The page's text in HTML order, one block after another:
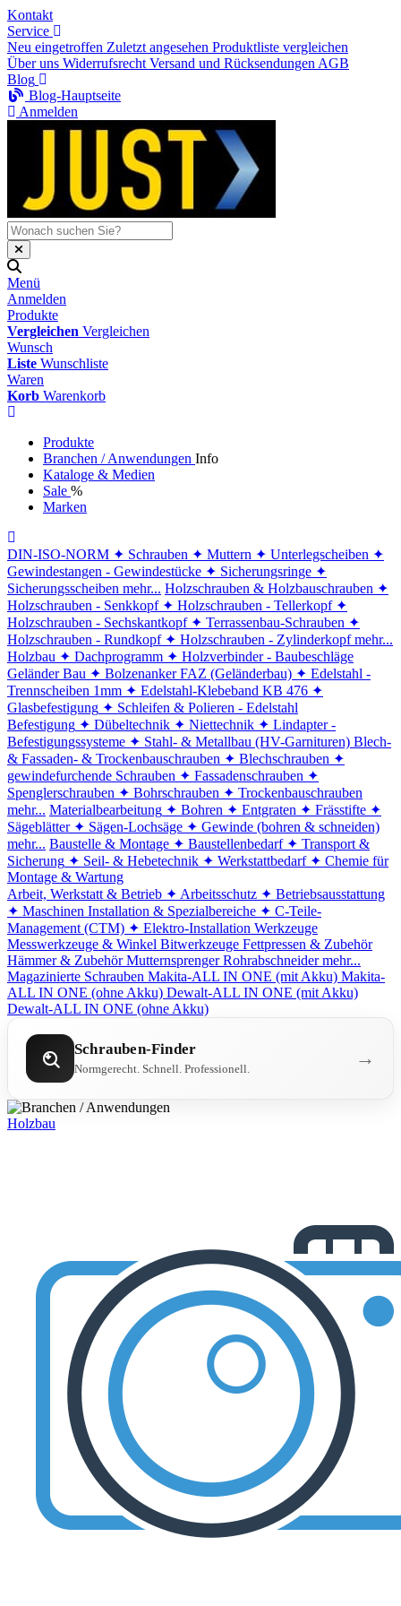
Kontakt
Service
Neu eingetroffen Zuletzt angesehen Produktliste vergleichen
Über uns Widerrufsrecht Versand und Rücksendungen AGB
Blog
Blog-Hauptseite
Anmelden
Menü
Anmelden
Produkte
Vergleichen Vergleichen
Wunsch
Liste Wunschliste
Waren
Korb Warenkorb
Produkte
Branchen / Anwendungen Info
Kataloge & Medien
Sale %
Marken
DIN-ISO-NORM ✦ Schrauben ✦ Muttern ✦ Unterlegscheiben ✦
Gewindestangen - Gewindestücke ✦ Sicherungsringe ✦
Sicherungsscheiben mehr... Holzschrauben & Holzbauschrauben ✦
Holzschrauben - Senkkopf ✦ Holzschrauben - Tellerkopf ✦
Holzschrauben - Sechskantkopf ✦ Terrassenbau-Schrauben ✦
Holzschrauben - Rundkopf ✦ Holzschrauben - Zylinderkopf mehr...
Holzbau ✦ Dachprogramm ✦ Holzverbinder - Baubeschläge
Geländer Bau ✦ Bolzenanker FAZ (Geländerbau) ✦ Edelstahl -
Trennscheiben 1mm ✦ Edelstahl-Klebeband KB 476 ✦
Glasbefestigung ✦ Schleifen & Polieren - Edelstahl
Befestigung ✦ Dübeltechnik ✦ Niettechnik ✦ Lindapter -
Befestigungssysteme ✦ Stahl- & Metallbau (HV-Garnituren) Blech-
& Fassaden- & Trockenbauschrauben ✦ Blechschrauben ✦
gewindefurchende Schrauben ✦ Fassadenschrauben ✦
Spenglerschrauben ✦ Bohrschrauben ✦ Trockenbauschrauben
mehr... Materialbearbeitung ✦ Bohren ✦ Entgraten ✦ Frässtifte ✦
Sägeblätter ✦ Sägen-Lochsäge ✦ Gewinde (bohren & schneiden)
mehr... Baustelle & Montage ✦ Baustellenbedarf ✦ Transport &
Sicherung ✦ Seil- & Hebetechnik ✦ Werkstattbedarf ✦ Chemie für
Montage & Wartung
Arbeit, Werkstatt & Betrieb ✦ Arbeitsschutz ✦ Betriebsausstattung
✦ Maschinen Installation & Spezialbereiche ✦ C-Teile-
Management (CTM) ✦ Elektro-Installation Werkzeuge
Messwerkzeuge & Winkel Bitwerkzeuge Fettpressen & Zubehör
Hämmer & Zubehör Mutternsprenger Rohrabschneider mehr...
Magazinierte Schrauben Makita-ALL IN ONE (mit Akku) Makita-
ALL IN ONE (ohne Akku) Dewalt-ALL IN ONE (mit Akku)
Dewalt-ALL IN ONE (ohne Akku)
Schrauben-Finder
Normgerecht. Schnell. Professionell. →
Holzbau